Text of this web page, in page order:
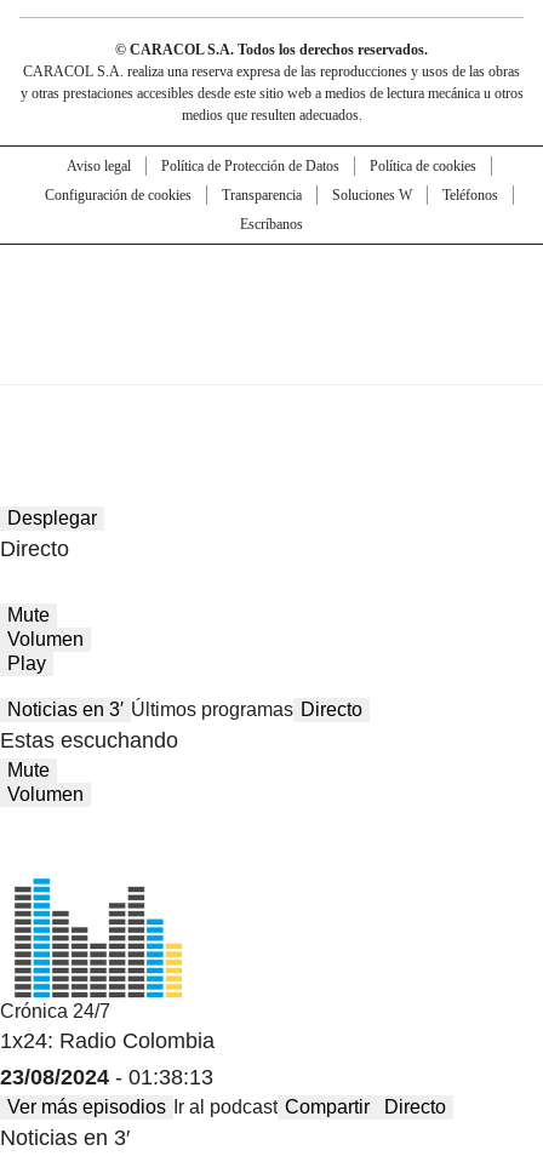
© CARACOL S.A. Todos los derechos reservados.
CARACOL S.A. realiza una reserva expresa de las reproducciones y usos de las obras
y otras prestaciones accesibles desde este sitio web a medios de lectura mecánica u otros
medios que resulten adecuados.
Aviso legal Política de Protección de Datos
Política de cookies
Configuración de cookies
Transparencia Soluciones W
Teléfonos
Escríbanos
Desplegar
Directo
Mute
Volumen
Play
Noticias en 3′ Últimos programas Directo
Estas escuchando
Mute
Volumen
Crónica 24/7
1x24: Radio Colombia
23/08/2024 - 01:38:13
Ver más episodios Ir al podcast Compartir Directo
Noticias en 3′